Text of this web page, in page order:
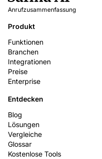
Anrufzusammenfassung
Produkt
Funktionen
Branchen
Integrationen
Preise
Enterprise
Entdecken
Blog
Lösungen
Vergleiche
Glossar
Kostenlose Tools